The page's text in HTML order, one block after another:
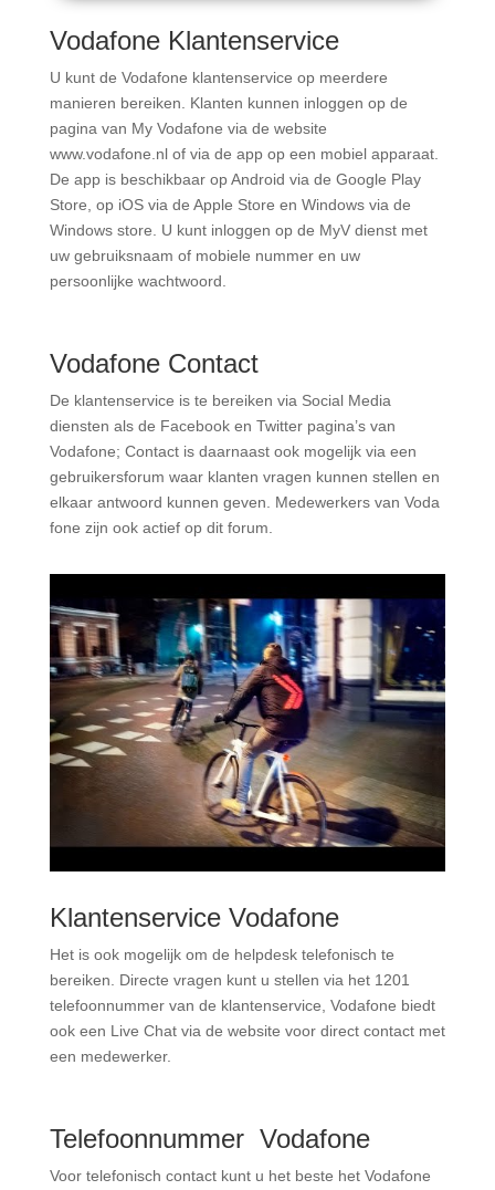
Vodafone Klantenservice
U kunt de Vodafone klantenservice op meerdere
manieren bereiken. Klanten kunnen inloggen op de
pagina van My Vodafone via de website
www.vodafone.nlof via de app op een mobiel apparaat.
De app is beschikbaar op Android via de Google Play
Store, op iOS via de Apple Store en Windows via de
Windows store. U kunt inloggen op de MyV dienst met
uw gebruiksnaam of mobiele nummer en uw
persoonlijke wachtwoord.
Vodafone Contact
De klantenservice is te bereiken via Social Media
diensten als de Facebook en Twitter pagina’s van
Vodafone; Contactis daarnaast ook mogelijk via een
gebruikersforum waar klanten vragen kunnen stellen en
elkaar antwoord kunnen geven. Medewerkers van Voda
fone zijn ook actief op dit forum.
Klantenservice Vodafone
Het is ook mogelijk om de helpdesk telefonisch te
bereiken. Directe vragen kunt u stellen via het 1201
telefoonnummer van de klantenservice, Vodafone biedt
ook een Live Chat via de website voor direct contact met
een medewerker.
Telefoonnummer Vodafone
Voor telefonisch contact kunt u het beste het Vodafone